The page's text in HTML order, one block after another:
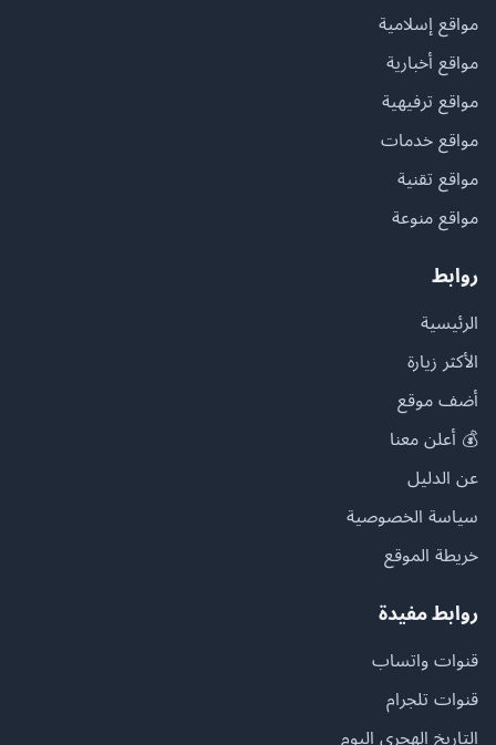
مواقع إسلامية
مواقع أخبارية
مواقع ترفيهية
مواقع خدمات
مواقع تقنية
مواقع منوعة
روابط
الرئيسية
الأكثر زيارة
أضف موقع
💰 أعلن معنا
عن الدليل
سياسة الخصوصية
خريطة الموقع
روابط مفيدة
قنوات واتساب
قنوات تلجرام
التاريخ الهجري اليوم